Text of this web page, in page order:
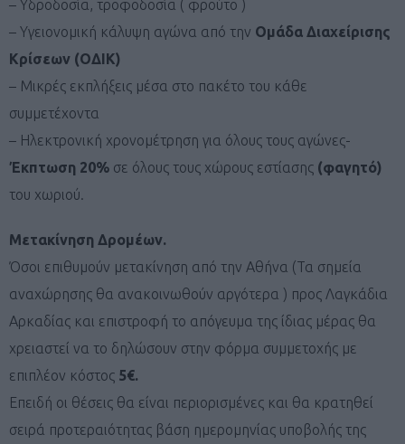
– Υδροδοσία, τροφοδοσία ( φρούτο )
– Υγειονομική κάλυψη αγώνα από την Ομάδα Διαχείρισης
Κρίσεων (ΟΔΙΚ)
– Μικρές εκπλήξεις μέσα στο πακέτο του κάθε
συμμετέχοντα
– Ηλεκτρονική χρονομέτρηση για όλους τους αγώνες-
Έκπτωση 20% σε όλους τους χώρους εστίασης (φαγητό)
του χωριού.
Μετακίνηση Δρομέων.
Όσοι επιθυμούν μετακίνηση από την Αθήνα (Τα σημεία
αναχώρησης θα ανακοινωθούν αργότερα ) προς Λαγκάδια
Αρκαδίας και επιστροφή το απόγευμα της ίδιας μέρας θα
χρειαστεί να το δηλώσουν στην φόρμα συμμετοχής με
επιπλέον κόστος 5€.
Επειδή οι θέσεις θα είναι περιορισμένες και θα κρατηθεί
σειρά προτεραιότητας βάση ημερομηνίας υποβολής της